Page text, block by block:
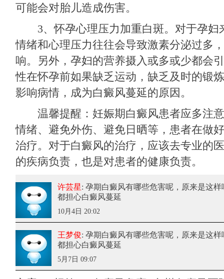
可能会对胎儿造成伤害。
3、怀孕心理压力加重白斑。对于孕妇
情绪和心理压力往往会导致激素分泌过多
响。另外，孕妇的营养摄入或多或少都会
性在怀孕前如果缺乏运动，缺乏及时的锻
影响病情，成为白癜风蔓延的原因。
温馨提醒：妊娠期白癜风患者应多注意
情绪、避免外伤、避免日晒等，患者在做
治疗。对于白癜风的治疗，应该去专业的
的疾病负责，也是对患者的健康负责。
许芸星: 孕期白癜风有哪些危害呢，原来是这样
都担心白癜风蔓延
10月4日 20:02
王梦俊: 孕期白癜风有哪些危害呢，原来是这样
都担心白癜风蔓延
5月7日 09:07